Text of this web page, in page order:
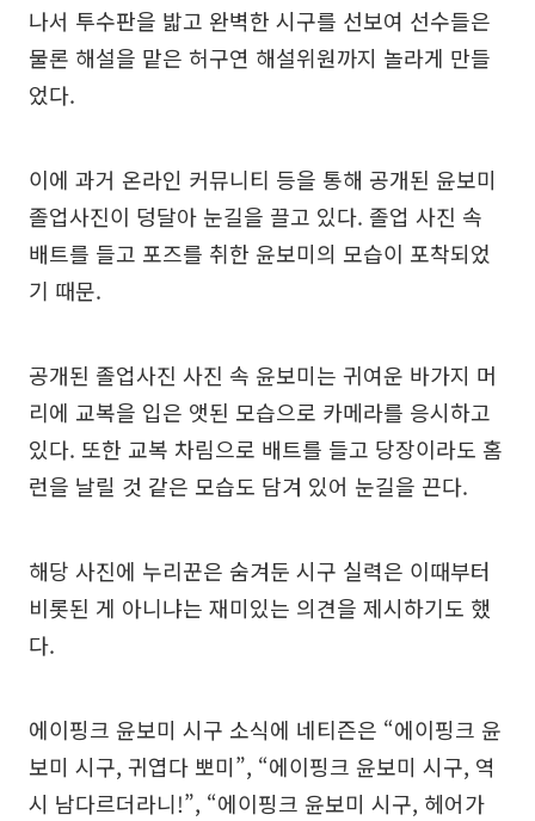
나서 투수판을 밟고 완벽한 시구를 선보여 선수들은
물론 해설을 맡은 허구연 해설위원까지 놀라게 만들
었다.
이에 과거 온라인 커뮤니티 등을 통해 공개된 윤보미
졸업사진이 덩달아 눈길을 끌고 있다. 졸업 사진 속
배트를 들고 포즈를 취한 윤보미의 모습이 포착되었
기 때문.
공개된 졸업사진 사진 속 윤보미는 귀여운 바가지 머
리에 교복을 입은 앳된 모습으로 카메라를 응시하고
있다. 또한 교복 차림으로 배트를 들고 당장이라도 홈
런을 날릴 것 같은 모습도 담겨 있어 눈길을 끈다.
해당 사진에 누리꾼은 숨겨둔 시구 실력은 이때부터
비롯된 게 아니냐는 재미있는 의견을 제시하기도 했
다.
에이핑크 윤보미 시구 소식에 네티즌은 “에이핑크 윤
보미 시구, 귀엽다 뽀미”, “에이핑크 윤보미 시구, 역
시 남다르더라니!”, “에이핑크 윤보미 시구, 헤어가